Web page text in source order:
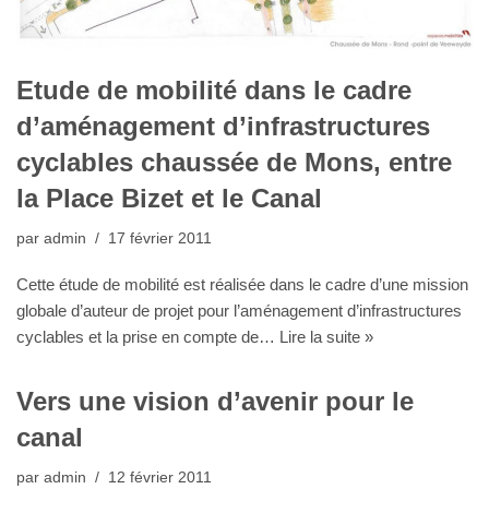
Etude de mobilité dans le cadre
d’aménagement d’infrastructures
cyclables chaussée de Mons, entre
la Place Bizet et le Canal
par admin 17 février 2011
Cette étude de mobilité est réalisée dans le cadre d’une mission
globale d’auteur de projet pour l’aménagement d’infrastructures
cyclables et la prise en compte de… Lire la suite »
Vers une vision d’avenir pour le
canal
par admin 12 février 2011